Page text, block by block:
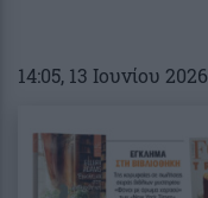
14:05, 13 Ιουνίου 2026